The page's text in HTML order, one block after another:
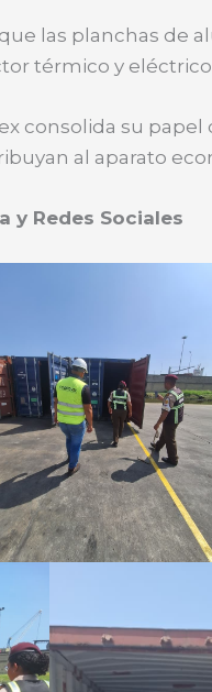
las planchas de
térmico y
consolida su
al aparato
y Redes Sociales